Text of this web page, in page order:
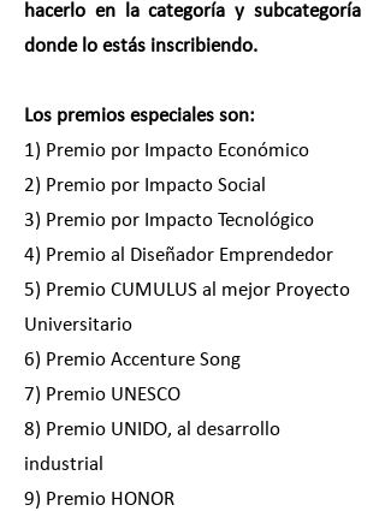
hacerlo en la categoría y subcategoría
donde lo estás inscribiendo.
Los premios especiales son:
1) Premio por Impacto Económico
2) Premio por Impacto Social
3) Premio por Impacto Tecnológico
4) Premio al Diseñador Emprendedor
5) Premio CUMULUS al mejor Proyecto
Universitario
6) Premio Accenture Song
7) Premio UNESCO
8) Premio UNIDO, al desarrollo
industrial
9) Premio HONOR